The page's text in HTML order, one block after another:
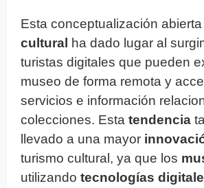
Esta conceptualización abierta
cultural
ha dado lugar al
turistas digitales que pueden
museo de forma remota y
servicios e información
colecciones. Esta tendencia
llevado a una mayor
turismo cultural, ya que los
utilizando tecnologías